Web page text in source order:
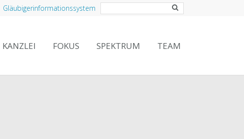
Gläubigerinformationssystem
KANZLEI FOKUS SPEKTRUM TEAM